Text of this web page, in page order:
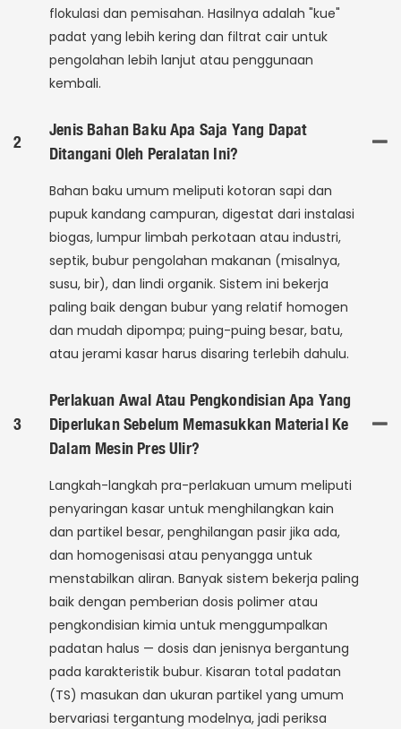
flokulasi dan pemisahan. Hasilnya adalah "kue"
padat yang lebih kering dan filtrat cair untuk
pengolahan lebih lanjut atau penggunaan
kembali.
2
Jenis Bahan Baku Apa Saja Yang Dapat
Ditangani Oleh Peralatan Ini?
Bahan baku umum meliputi kotoran sapi dan
pupuk kandang campuran, digestat dari instalasi
biogas, lumpur limbah perkotaan atau industri,
septik, bubur pengolahan makanan (misalnya,
susu, bir), dan lindi organik. Sistem ini bekerja
paling baik dengan bubur yang relatif homogen
dan mudah dipompa; puing-puing besar, batu,
atau jerami kasar harus disaring terlebih dahulu.
3
Perlakuan Awal Atau Pengkondisian Apa Yang
Diperlukan Sebelum Memasukkan Material Ke
Dalam Mesin Pres Ulir?
Langkah-langkah pra-perlakuan umum meliputi
penyaringan kasar untuk menghilangkan kain
dan partikel besar, penghilangan pasir jika ada,
dan homogenisasi atau penyangga untuk
menstabilkan aliran. Banyak sistem bekerja paling
baik dengan pemberian dosis polimer atau
pengkondisian kimia untuk menggumpalkan
padatan halus — dosis dan jenisnya bergantung
pada karakteristik bubur. Kisaran total padatan
(TS) masukan dan ukuran partikel yang umum
bervariasi tergantung modelnya, jadi periksa